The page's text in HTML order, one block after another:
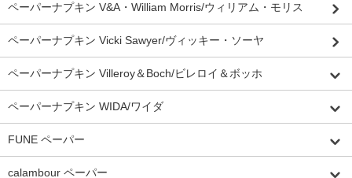
ペーパーナプキン V&A・William Morris/ウィリアム・モリス
ペーパーナプキン Vicki Sawyer/ヴィッキー・ソーヤ
ペーパーナプキン Villeroy＆Boch/ビレロイ＆ボッホ
ペーパーナプキン WIDA/ワイダ
FUNE ペーパー
calambour ペーパー